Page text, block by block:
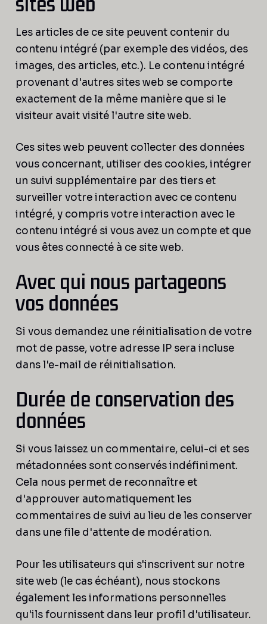
Les articles de ce site peuvent contenir du
contenu intégré (par exemple des vidéos, des
images, des articles, etc.). Le contenu intégré
provenant d'autres sites web se comporte
exactement de la même manière que si le
visiteur avait visité l'autre site web.
Ces sites web peuvent collecter des données
vous concernant, utiliser des cookies, intégrer
un suivi supplémentaire par des tiers et
surveiller votre interaction avec ce contenu
intégré, y compris votre interaction avec le
contenu intégré si vous avez un compte et que
vous êtes connecté à ce site web.
Avec qui nous partageons
vos données
Si vous demandez une réinitialisation de votre
mot de passe, votre adresse IP sera incluse
dans l'e-mail de réinitialisation.
Durée de conservation des
données
Si vous laissez un commentaire, celui-ci et ses
métadonnées sont conservés indéfiniment.
Cela nous permet de reconnaître et
d'approuver automatiquement les
commentaires de suivi au lieu de les conserver
dans une file d'attente de modération.
Pour les utilisateurs qui s'inscrivent sur notre
site web (le cas échéant), nous stockons
également les informations personnelles
qu'ils fournissent dans leur profil d'utilisateur.